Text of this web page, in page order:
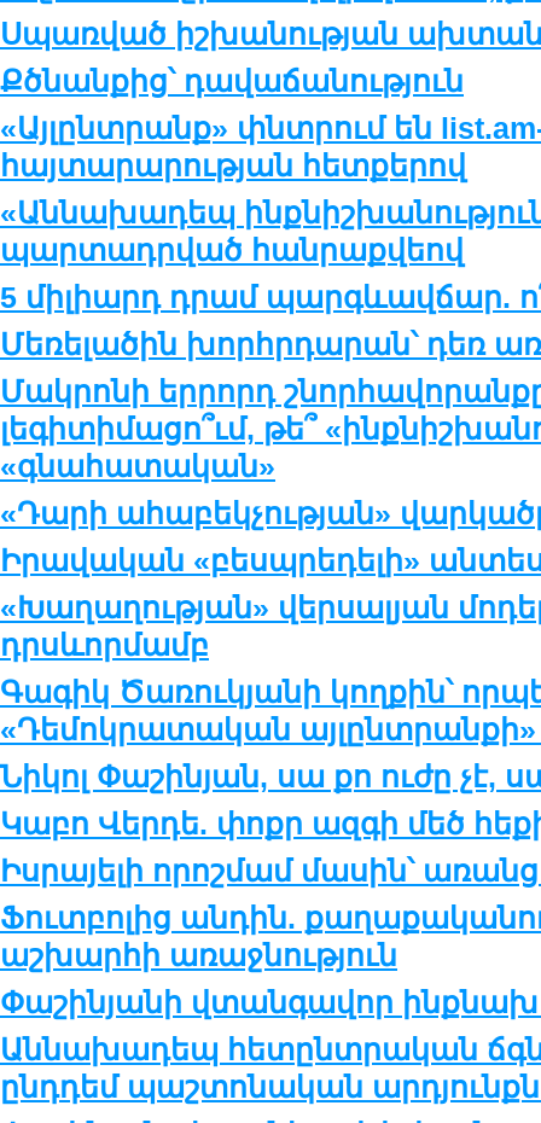
Սպառված իշխանության
Քծնանքից՝ դավաճանություն
«Այլընտրանք» փնտրում են
հայտարարության հետքերով
«Աննախադեպ
պարտադրված հանրաքվեով
5 միլիարդ դրամ պարգևավճար.
Մեռելածին խորհրդարան՝ դեռ
Մակրոնի երրորդ
լեգիտիմացո՞ւմ, թե՞
«գնահատական»
«Դարի ահաբեկչության»
Իրավական «բեսպրեդելի»
«Խաղաղության» վերսալյան
դրսևորմամբ
Գագիկ Ծառուկյանի կողքին՝
«Դեմոկրատական
Նիկոլ Փաշինյան, սա քո ուժը չէ,
Կաբո Վերդե. փոքր ազգի մեծ
Իսրայելի որոշմամ մասին՝
Ֆուտբոլից անդին.
աշխարհի առաջնություն
Փաշինյանի վտանգավոր
Աննախադեպ հետընտրական
ընդդեմ պաշտոնական